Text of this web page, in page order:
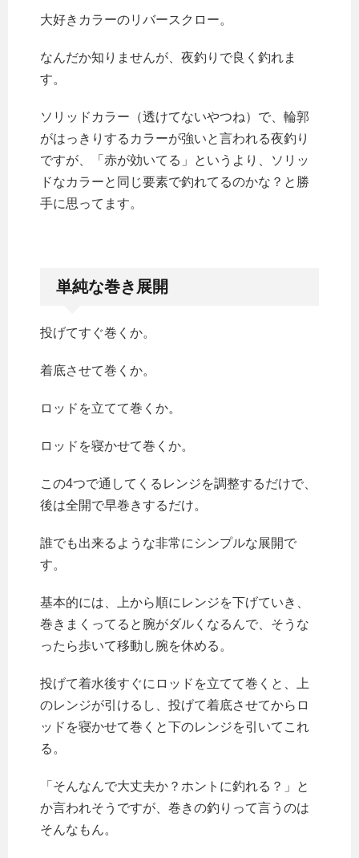
大好きカラーのリバースクロー。
なんだか知りませんが、夜釣りで良く釣れま
す。
ソリッドカラー（透けてないやつね）で、輪郭
がはっきりするカラーが強いと言われる夜釣り
ですが、「赤が効いてる」というより、ソリッ
ドなカラーと同じ要素で釣れてるのかな？と勝
手に思ってます。
単純な巻き展開
投げてすぐ巻くか。
着底させて巻くか。
ロッドを立てて巻くか。
ロッドを寝かせて巻くか。
この4つで通してくるレンジを調整するだけで、
後は全開で早巻きするだけ。
誰でも出来るような非常にシンプルな展開で
す。
基本的には、上から順にレンジを下げていき、
巻きまくってると腕がダルくなるんで、そうな
ったら歩いて移動し腕を休める。
投げて着水後すぐにロッドを立てて巻くと、上
のレンジが引けるし、投げて着底させてからロ
ッドを寝かせて巻くと下のレンジを引いてこれ
る。
「そんなんで大丈夫か？ホントに釣れる？」と
か言われそうですが、巻きの釣りって言うのは
そんなもん。